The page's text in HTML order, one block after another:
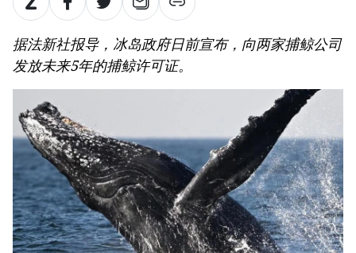
据法新社报导，冰岛政府日前宣布，向两家捕鲸公司
发放未来5年的捕鲸许可证。